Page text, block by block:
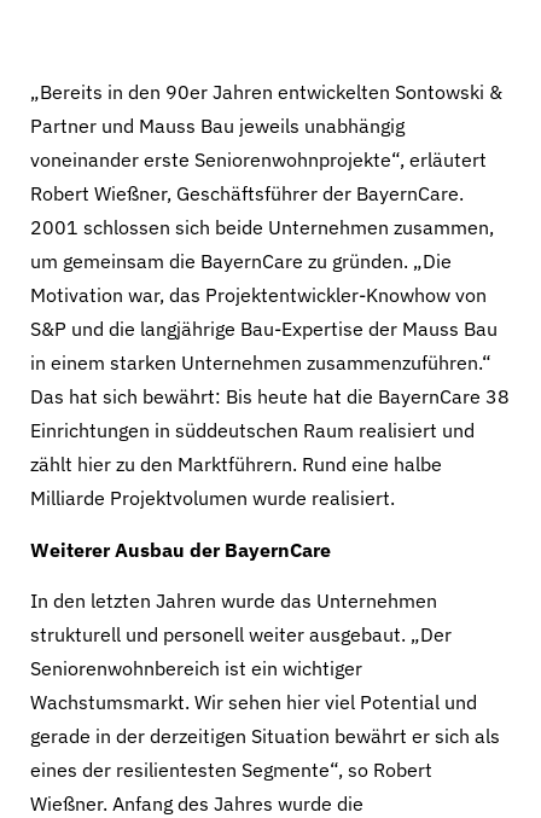
„Bereits in den 90er Jahren entwickelten Sontowski &
Partner und Mauss Bau jeweils unabhängig
voneinander erste Seniorenwohnprojekte“, erläutert
Robert Wießner, Geschäftsführer der BayernCare.
2001 schlossen sich beide Unternehmen zusammen,
um gemeinsam die BayernCare zu gründen. „Die
Motivation war, das Projektentwickler-Knowhow von
S&P und die langjährige Bau-Expertise der Mauss Bau
in einem starken Unternehmen zusammenzuführen.“
Das hat sich bewährt: Bis heute hat die BayernCare 38
Einrichtungen in süddeutschen Raum realisiert und
zählt hier zu den Marktführern. Rund eine halbe
Milliarde Projektvolumen wurde realisiert.
Weiterer Ausbau der BayernCare
In den letzten Jahren wurde das Unternehmen
strukturell und personell weiter ausgebaut. „Der
Seniorenwohnbereich ist ein wichtiger
Wachstumsmarkt. Wir sehen hier viel Potential und
gerade in der derzeitigen Situation bewährt er sich als
eines der resilientesten Segmente“, so Robert
Wießner. Anfang des Jahres wurde die